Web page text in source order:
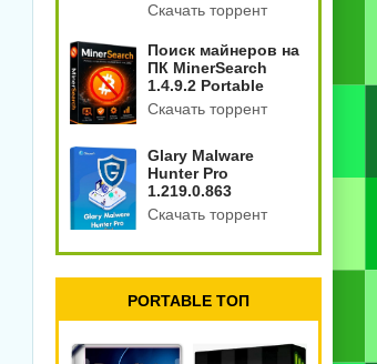
Скачать торрент
Поиск майнеров на
ПК MinerSearch
1.4.9.2 Portable
Скачать торрент
Glary Malware
Hunter Pro
1.219.0.863
Скачать торрент
PORTABLE ТОП